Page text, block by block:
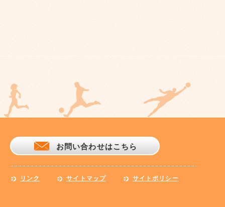
お問い合わせはこちら
リンク サイトマップ サイトポリシー